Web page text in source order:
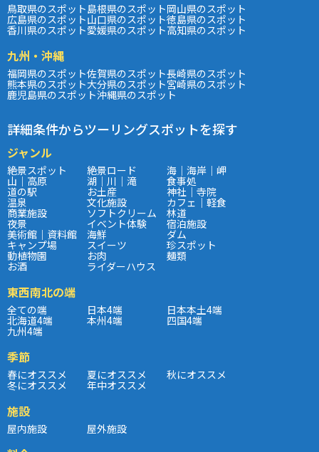
鳥取県のスポット島根県のスポット岡山県のスポット
広島県のスポット山口県のスポット徳島県のスポット
香川県のスポット愛媛県のスポット高知県のスポット
九州・沖縄
福岡県のスポット佐賀県のスポット長崎県のスポット
熊本県のスポット大分県のスポット宮崎県のスポット
鹿児島県のスポット沖縄県のスポット
詳細条件からツーリングスポットを探す
ジャンル
絶景スポット 絶景ロード 海｜海岸｜岬
山｜高原 湖｜川｜滝 食事処
道の駅 お土産 神社｜寺院
温泉 文化施設 カフェ｜軽食
商業施設 ソフトクリーム 林道
夜景 イベント体験 宿泊施設
美術館｜資料館 海鮮 ダム
キャンプ場 スイーツ 珍スポット
動植物園 お肉 麺類
お酒 ライダーハウス
東西南北の端
全ての端 日本4端 日本本土4端
北海道4端 本州4端 四国4端
九州4端
季節
春にオススメ 夏にオススメ 秋にオススメ
冬にオススメ 年中オススメ
施設
屋内施設 屋外施設